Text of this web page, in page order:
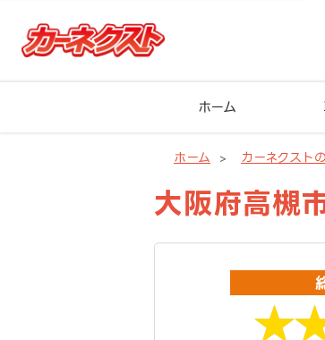
ホーム
ホーム カーネクスト
大阪府高槻